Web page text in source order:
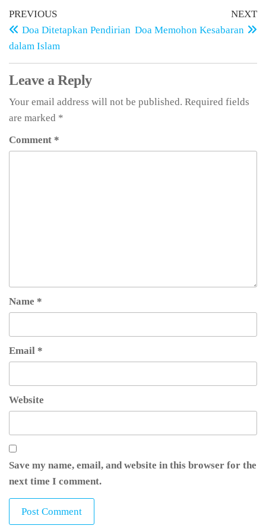
PREVIOUS
Doa Ditetapkan Pendirian
dalam Islam
NEXT
Doa Memohon Kesabaran
Leave a Reply
Your email address will not be published. Required fields
are marked *
Comment *
Name *
Email *
Website
Save my name, email, and website in this browser for the
next time I comment.